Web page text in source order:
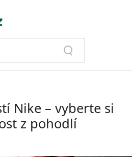
Nike – vyberte si
z pohodlí